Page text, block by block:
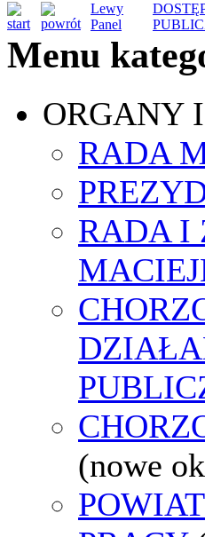
Lewy
Panel
Menu
ORGANY
RADA
RADA I
(nowe